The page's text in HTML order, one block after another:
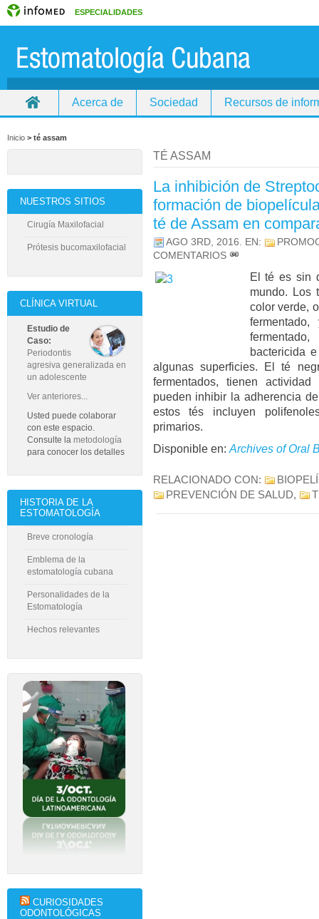
ESPECIALIDADES
Acerca de Sociedad Recursos de
Inicio > té assam
TÉ ASSAM
La inhibición de
formación de
té de Assam en
AGO 3RD, 2016. EN:
COMENTARIOS
El té es sin
mundo. Los
color verde,
bactericida
algunas superficies. El té
fermentados, tienen
pueden inhibir la adherencia
estos tés incluyen
primarios.
Disponible en: Archives of Oral
RELACIONADO CON:
PREVENCIÓN DE SALUD,
NUESTROS SITIOS
Cirugía Maxilofacial
Prótesis bucomaxilofacial
CLÍNICA VIRTUAL
Estudio de
Caso:
Periodontis
agresiva generalizada en
un adolescente
Ver anteriores...
Usted puede colaborar
con este espacio.
Consulte la metodología
para conocer los detalles
HISTORIA DE LA
ESTOMATOLOGÍA
Breve cronología
Emblema de la
estomatología cubana
Personalidades de la
Estomatología
Hechos relevantes
CURIOSIDADES
ODONTOLÓGICAS